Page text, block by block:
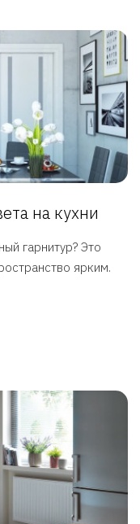
на кухни
гарнитур? Это
ярким.